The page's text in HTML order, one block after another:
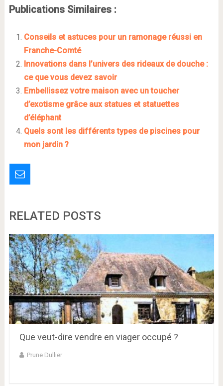
Publications Similaires :
Conseils et astuces pour un ramonage réussi en
Franche-Comté
Innovations dans l’univers des rideaux de douche :
ce que vous devez savoir
Embellissez votre maison avec un toucher
d’exotisme grâce aux statues et statuettes
d’éléphant
Quels sont les différents types de piscines pour
mon jardin ?
RELATED POSTS
Que veut-dire vendre en viager occupé ?
Prune Dullier